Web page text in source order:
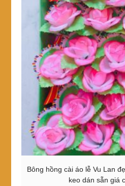
Bông hồng cài áo lễ Vu Lan
keo dán sẵn giá